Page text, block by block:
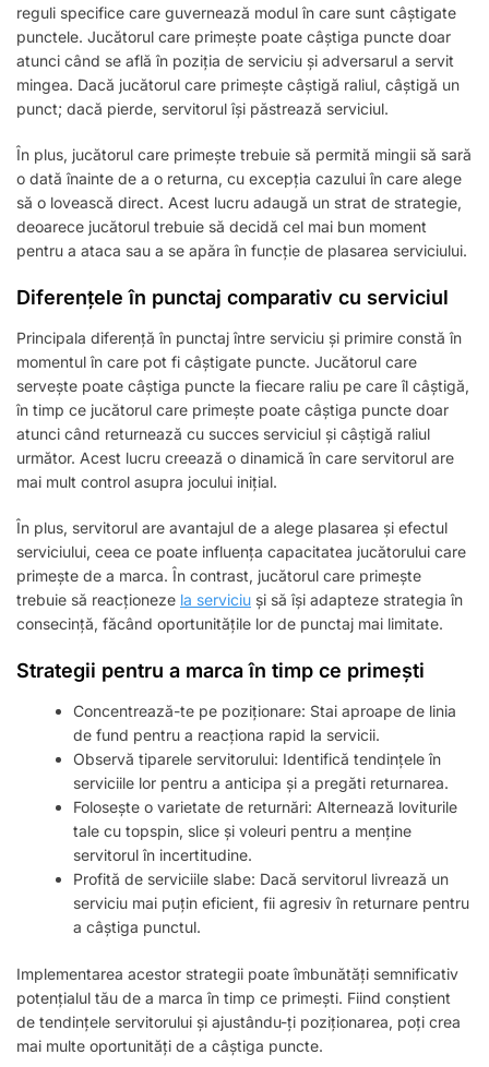
reguli specifice care guvernează modul în care sunt câștigate
punctele. Jucătorul care primește poate câștiga puncte doar
atunci când se află în poziția de serviciu și adversarul a servit
mingea. Dacă jucătorul care primește câștigă raliul, câștigă un
punct; dacă pierde, servitorul își păstrează serviciul.
În plus, jucătorul care primește trebuie să permită mingii să sară
o dată înainte de a o returna, cu excepția cazului în care alege
să o lovească direct. Acest lucru adaugă un strat de strategie,
deoarece jucătorul trebuie să decidă cel mai bun moment
pentru a ataca sau a se apăra în funcție de plasarea serviciului.
Diferențele în punctaj comparativ cu serviciul
Principala diferență în punctaj între serviciu și primire constă în
momentul în care pot fi câștigate puncte. Jucătorul care
servește poate câștiga puncte la fiecare raliu pe care îl câștigă,
în timp ce jucătorul care primește poate câștiga puncte doar
atunci când returnează cu succes serviciul și câștigă raliul
următor. Acest lucru creează o dinamică în care servitorul are
mai mult control asupra jocului inițial.
În plus, servitorul are avantajul de a alege plasarea și efectul
serviciului, ceea ce poate influența capacitatea jucătorului care
primește de a marca. În contrast, jucătorul care primește
trebuie să reacționeze la serviciu și să își adapteze strategia în
consecință, făcând oportunitățile lor de punctaj mai limitate.
Strategii pentru a marca în timp ce primești
Concentrează-te pe poziționare: Stai aproape de linia
de fund pentru a reacționa rapid la servicii.
Observă tiparele servitorului: Identifică tendințele în
serviciile lor pentru a anticipa și a pregăti returnarea.
Folosește o varietate de returnări: Alternează loviturile
tale cu topspin, slice și voleuri pentru a menține
servitorul în incertitudine.
Profită de serviciile slabe: Dacă servitorul livrează un
serviciu mai puțin eficient, fii agresiv în returnare pentru
a câștiga punctul.
Implementarea acestor strategii poate îmbunătăți semnificativ
potențialul tău de a marca în timp ce primești. Fiind conștient
de tendințele servitorului și ajustându-ți poziționarea, poți crea
mai multe oportunități de a câștiga puncte.